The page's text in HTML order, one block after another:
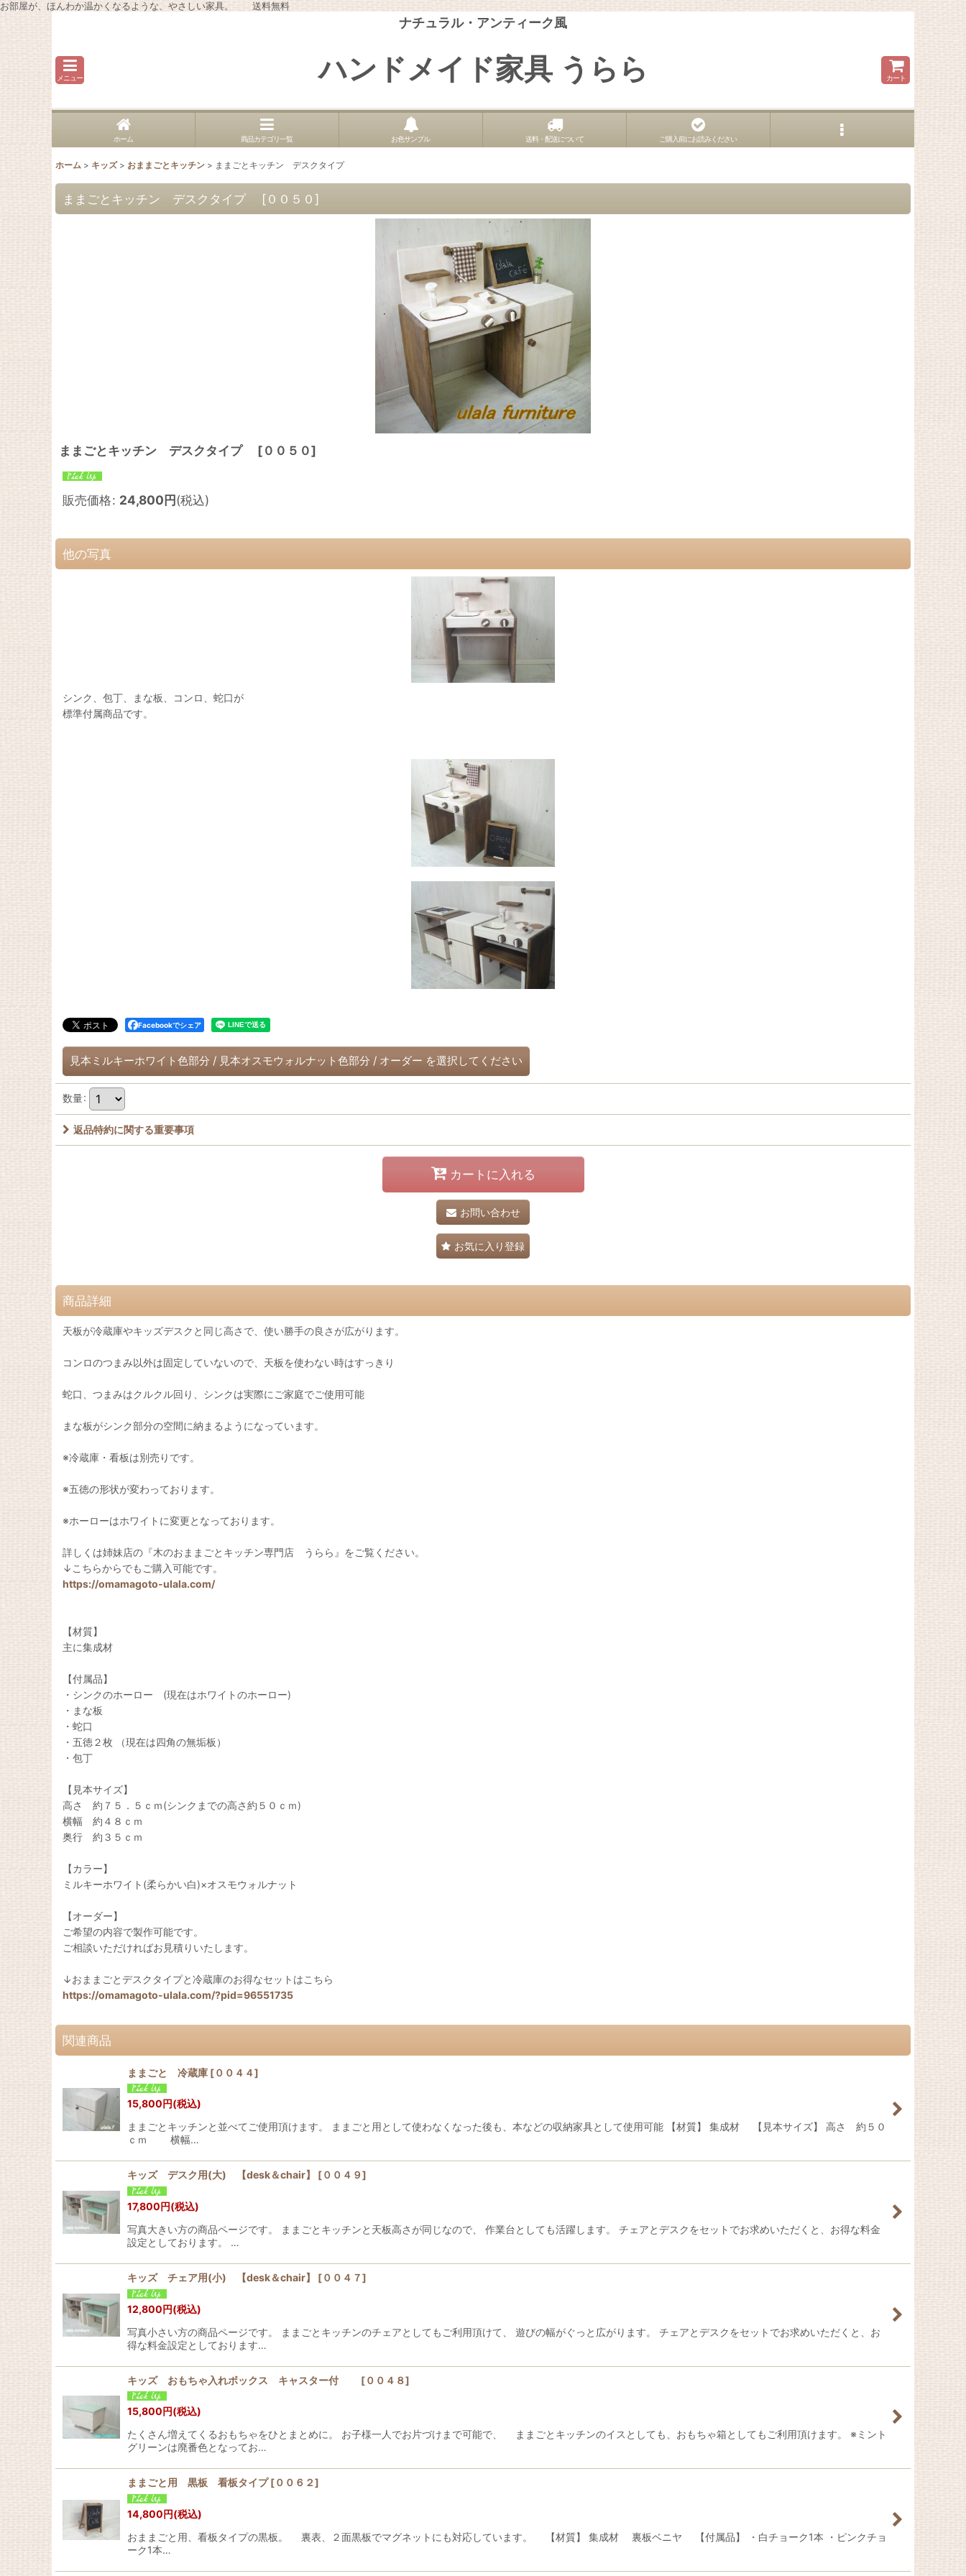
お部屋が、ほんわか温かくなるような、やさしい家具。 送料無料
ナチュラル・アンティーク風
メニュー ハンドメイド家具 うらら カート
ホーム 商品カテゴリ一覧 お色サンプル 送料・配送について ご購入前にお読みください
ホーム > キッズ > おままごとキッチン > ままごとキッチン デスクタイプ
ままごとキッチン デスクタイプ [００５０]
ままごとキッチン デスクタイプ [００５０]
販売価格: 24,800円(税込)
他の写真
シンク、包丁、まな板、コンロ、蛇口が
標準付属商品です。
Facebookでシェア
見本ミルキーホワイト色部分 / 見本オスモウォルナット色部分 / オーダー を選択してください
数量:
返品特約に関する重要事項
カートに入れる
お問い合わせ
お気に入り登録
商品詳細
天板が冷蔵庫やキッズデスクと同じ高さで、使い勝手の良さが広がります。
コンロのつまみ以外は固定していないので、天板を使わない時はすっきり
蛇口、つまみはクルクル回り、シンクは実際にご家庭でご使用可能
まな板がシンク部分の空間に納まるようになっています。
※冷蔵庫・看板は別売りです。
※五徳の形状が変わっております。
※ホーローはホワイトに変更となっております。
詳しくは姉妹店の『木のおままごとキッチン専門店 うらら』をご覧ください。
↓こちらからでもご購入可能です。
https://omamagoto-ulala.com/
【材質】
主に集成材
【付属品】
・シンクのホーロー (現在はホワイトのホーロー)
・まな板
・蛇口
・五徳２枚 （現在は四角の無垢板）
・包丁
【見本サイズ】
高さ 約７５．５ｃｍ(シンクまでの高さ約５０ｃｍ)
横幅 約４８ｃｍ
奥行 約３５ｃｍ
【カラー】
ミルキーホワイト(柔らかい白)×オスモウォルナット
【オーダー】
ご希望の内容で製作可能です。
ご相談いただければお見積りいたします。
↓おままごとデスクタイプと冷蔵庫のお得なセットはこちら
https://omamagoto-ulala.com/?pid=96551735
関連商品
ままごと 冷蔵庫 [００４４]
15,800円(税込)
ままごとキッチンと並べてご使用頂けます。 ままごと用として使わなくなった後も、本などの収納家具として使用可能 【材質】 集成材 【見本サイズ】 高さ 約５０
ｃｍ 横幅…
キッズ デスク用(大) 【desk＆chair】 [００４９]
17,800円(税込)
写真大きい方の商品ページです。 ままごとキッチンと天板高さが同じなので、 作業台としても活躍します。 チェアとデスクをセットでお求めいただくと、お得な料金
設定としております。 …
キッズ チェア用(小) 【desk＆chair】 [００４７]
12,800円(税込)
写真小さい方の商品ページです。 ままごとキッチンのチェアとしてもご利用頂けて、 遊びの幅がぐっと広がります。 チェアとデスクをセットでお求めいただくと、お
得な料金設定としております…
キッズ おもちゃ入れボックス キャスター付 [００４８]
15,800円(税込)
たくさん増えてくるおもちゃをひとまとめに。 お子様一人でお片づけまで可能で、 ままごとキッチンのイスとしても、おもちゃ箱としてもご利用頂けます。 ※ミント
グリーンは廃番色となってお…
ままごと用 黒板 看板タイプ [００６２]
14,800円(税込)
おままごと用、看板タイプの黒板。 裏表、２面黒板でマグネットにも対応しています。 【材質】 集成材 裏板ベニヤ 【付属品】 ・白チョーク1本 ・ピンクチョ
ーク1本…